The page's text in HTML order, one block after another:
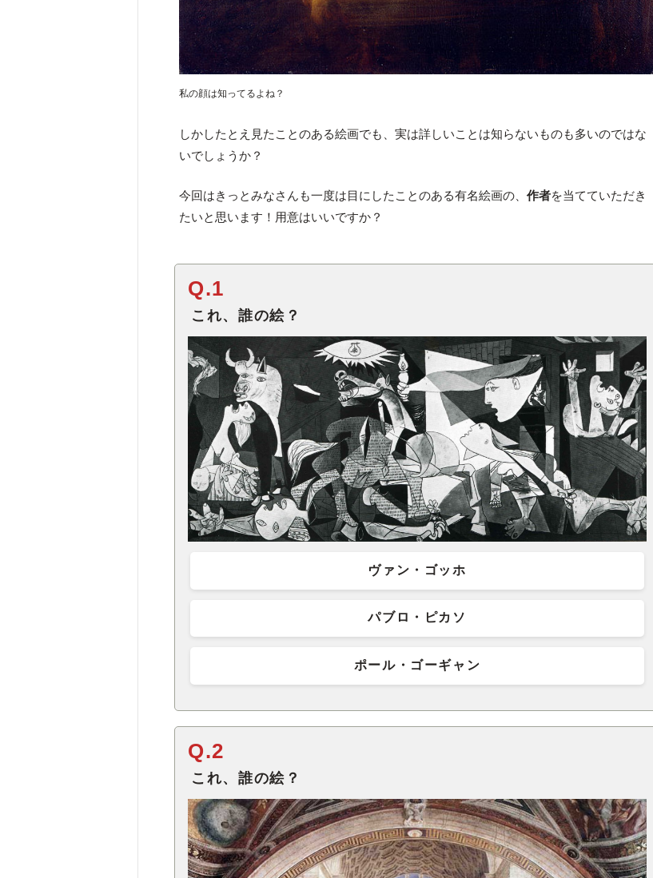
私の顔は知ってるよね？
しかしたとえ見たことのある絵画でも、実は詳しいことは知らないものも多いのではな
いでしょうか？
今回はきっとみなさんも一度は目にしたことのある有名絵画の、作者を当てていただき
たいと思います！用意はいいですか？
Q.1
これ、誰の絵？
ヴァン・ゴッホ
パブロ・ピカソ
ポール・ゴーギャン
Q.2
これ、誰の絵？